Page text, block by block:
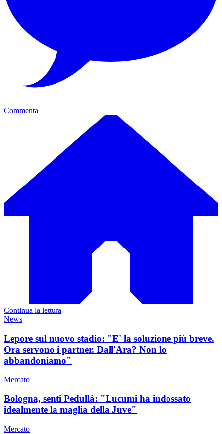
Commenta
Continua la lettura
News
Lepore sul nuovo stadio: "E' la soluzione più breve.
Ora servono i partner. Dall'Ara? Non lo
abbandoniamo"
Mercato
Bologna, senti Pedullà: "Lucumi ha indossato
idealmente la maglia della Juve"
Mercato